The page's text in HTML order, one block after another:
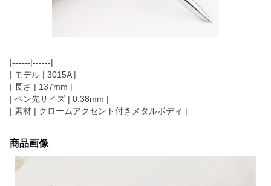
|------|------|
| モデル | 3015A |
| 長さ | 137mm |
| ペン先サイズ | 0.38mm |
| 素材 | クロームアクセント付きメタルボディ |
商品画像